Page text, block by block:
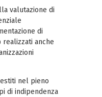
valutazione di
di
anche
nel pieno
di indipendenza